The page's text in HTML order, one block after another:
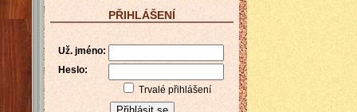
PŘIHLÁŠENÍ
Už. jméno:
Heslo:
Trvalé přihlášení